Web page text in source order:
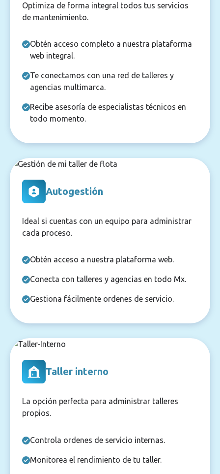
Optimiza de forma integral todos tus servicios
de mantenimiento.
Obtén acceso completo a nuestra plataforma
web integral.
Te conectamos con una red de talleres y
agencias multimarca.
Recibe asesoría de especialistas técnicos en
todo momento.
Autogestión
Ideal si cuentas con un equipo para administrar
cada proceso.
Obtén acceso a nuestra plataforma web.
Conecta con talleres y agencias en todo Mx.
Gestiona fácilmente ordenes de servicio.
Taller interno
La opción perfecta para administrar talleres
propios.
Controla ordenes de servicio internas.
Monitorea el rendimiento de tu taller.